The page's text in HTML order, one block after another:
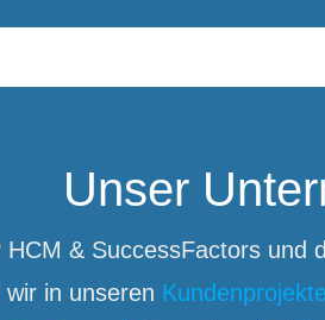
Unser
& SuccessFactors
in unseren